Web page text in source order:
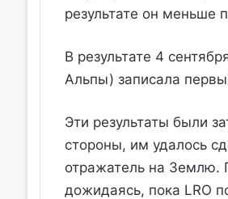
результате он
В результате 4
Альпы) записала
Эти результаты были
стороны, им удалось
отражатель на Землю.
дожидаясь, пока LRO